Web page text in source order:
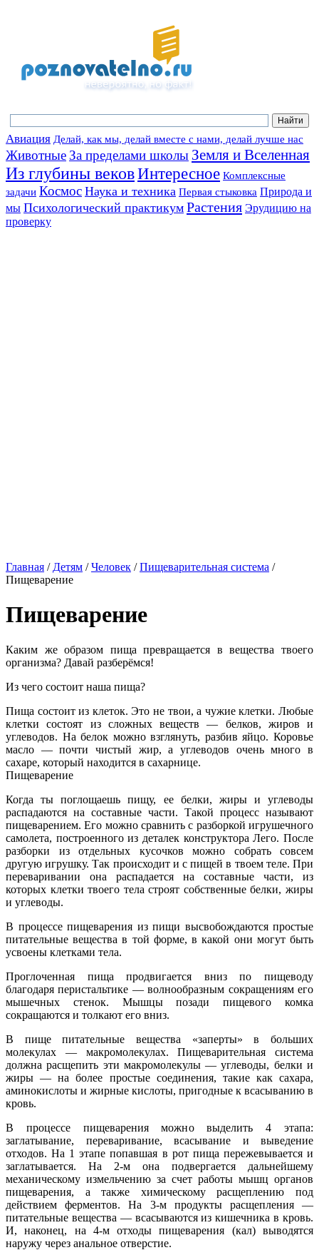
Авиация Делай, как мы, делай вместе с нами, делай лучше нас
Животные За пределами школы Земля и Вселенная
Из глубины вековИнтересное Комплексные
задачи Космос Наука и техника Первая стыковка Природа и
мы Психологический практикум Растения Эрудицию на
проверку
Главная / Детям /Человек /Пищеварительная система /
Пищеварение
Пищеварение
Каким же образом пища превращается в вещества твоего
организма? Давай разберёмся!
Из чего состоит наша пища?
Пища состоит из клеток. Это не твои, а чужие клетки. Любые
клетки состоят из сложных веществ — белков, жиров и
углеводов. На белок можно взглянуть, разбив яйцо. Коровье
масло — почти чистый жир, а углеводов очень много в
сахаре, который находится в сахарнице.
Пищеварение
Когда ты поглощаешь пищу, ее белки, жиры и углеводы
распадаются на составные части. Такой процесс называют
пищеварением. Его можно сравнить с разборкой игрушечного
самолета, построенного из деталек конструктора Лего. После
разборки из отдельных кусочков можно собрать совсем
другую игрушку. Так происходит и с пищей в твоем теле. При
переваривании она распадается на составные части, из
которых клетки твоего тела строят собственные белки, жиры
и углеводы.
В процессе пищеварения из пищи высвобождаются простые
питательные вещества в той форме, в какой они могут быть
усвоены клетками тела.
Проглоченная пища продвигается вниз по пищеводу
благодаря перистальтике — волнообразным сокращениям его
мышечных стенок. Мышцы позади пищевого комка
сокращаются и толкают его вниз.
В пище питательные вещества «заперты» в больших
молекулах — макромолекулах. Пищеварительная система
должна расщепить эти макромолекулы — углеводы, белки и
жиры — на более простые соединения, такие как сахара,
аминокислоты и жирные кислоты, пригодные к всасыванию в
кровь.
В процессе пищеварения можно выделить 4 этапа:
заглатывание, переваривание, всасывание и выведение
отходов. На 1 этапе попавшая в рот пища пережевывается и
заглатывается. На 2-м она подвергается дальнейшему
механическому измельчению за счет работы мышц органов
пищеварения, а также химическому расщеплению под
действием ферментов. На 3-м продукты расщепления —
питательные вещества — всасываются из кишечника в кровь.
И, наконец, на 4-м отходы пищеварения (кал) выводятся
наружу через анальное отверстие.